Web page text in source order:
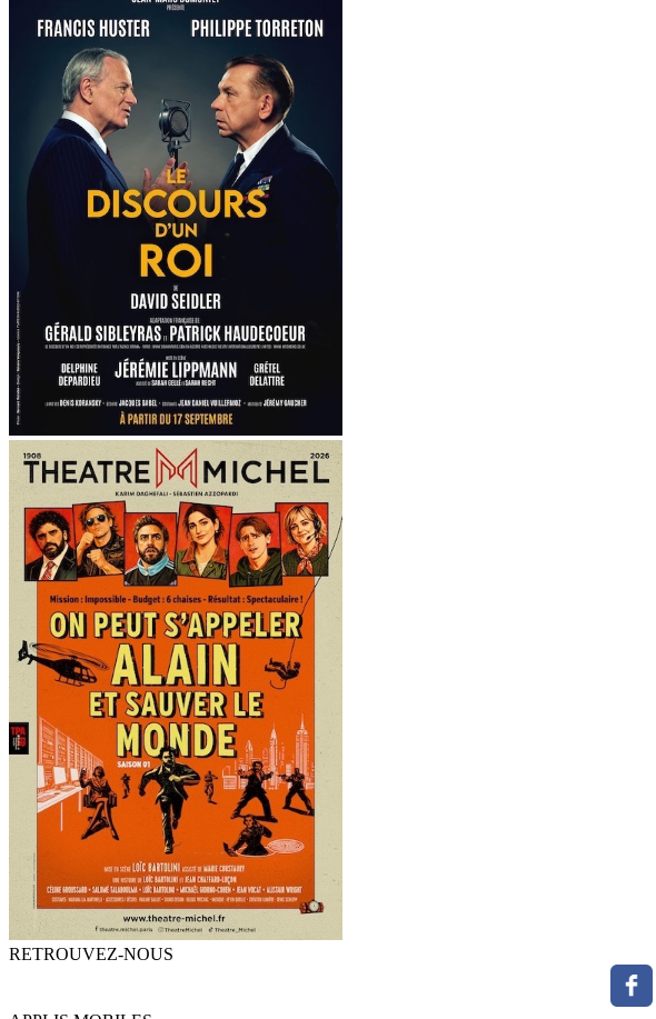
RETROUVEZ-NOUS